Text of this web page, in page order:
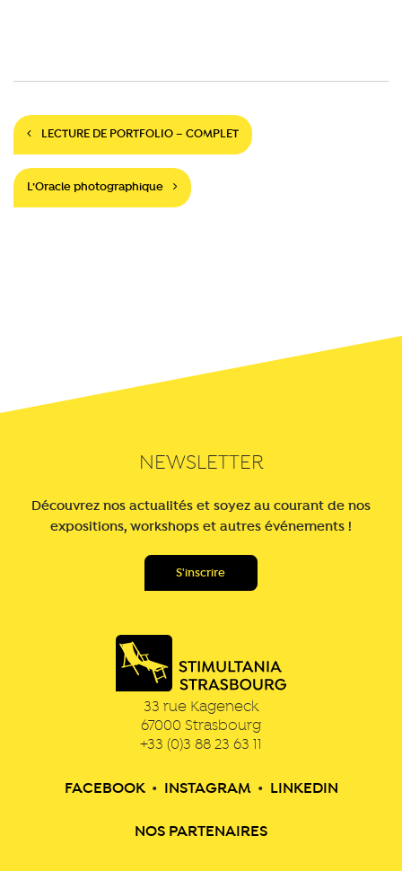
Navigation
LECTURE DE PORTFOLIO – COMPLET
L’Oracle photographique
NEWSLETTER
Découvrez nos actualités et soyez au courant de nos
expositions, workshops et autres événements !
33 rue Kageneck
67000 Strasbourg
+33 (0)3 88 23 63 11
FACEBOOK • INSTAGRAM • LINKEDIN
NOS PARTENAIRES